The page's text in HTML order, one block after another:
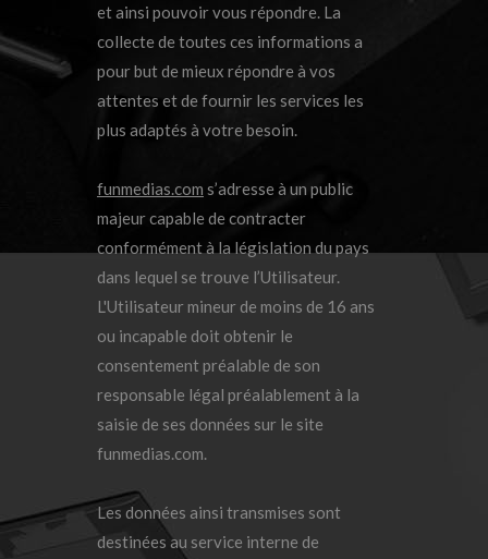
et ainsi pouvoir vous répondre. La
collecte de toutes ces informations a
pour but de mieux répondre à vos
attentes et de fournir les services les
plus adaptés à votre besoin.
funmedias.com s’adresse à un public
majeur capable de contracter
conformément à la législation du pays
dans lequel se trouve l’Utilisateur.
L'Utilisateur mineur de moins de 16 ans
ou incapable doit obtenir le
consentement préalable de son
responsable légal préalablement à la
saisie de ses données sur le site
funmedias.com.
Les données ainsi transmises sont
destinées au service interne de